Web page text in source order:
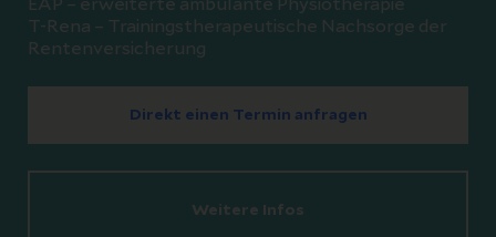
EAP – erweiterte ambulante Physiotherapie
T-Rena – Trainingstherapeutische Nachsorge der
Rentenversicherung
Direkt einen Termin anfragen
Weitere Infos